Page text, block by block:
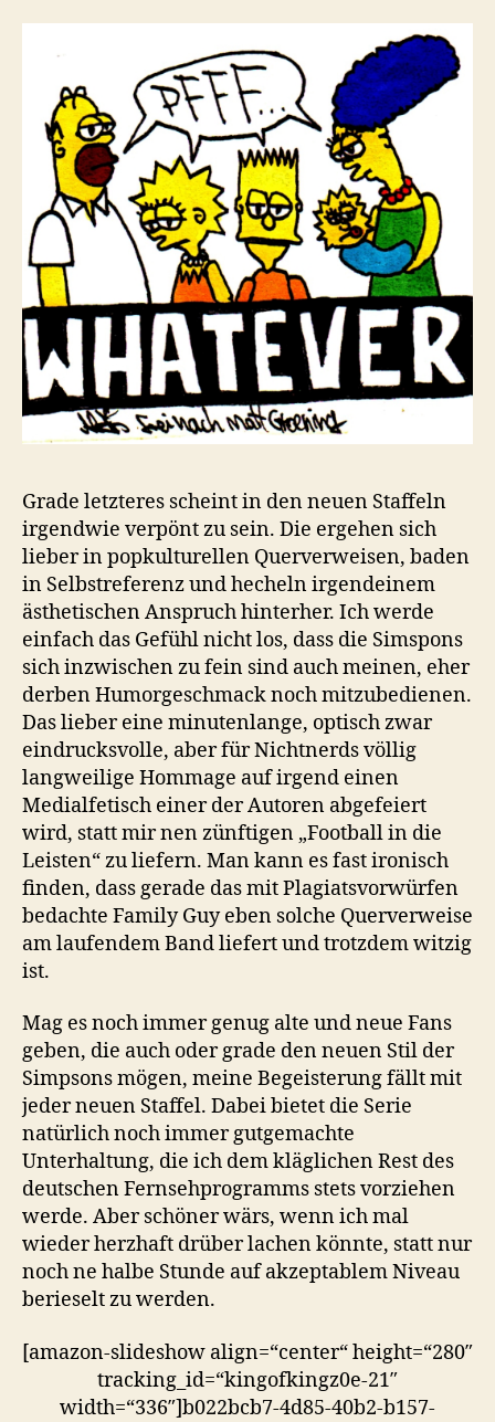
Grade letzteres scheint in den neuen Staffeln
irgendwie verpönt zu sein. Die ergehen sich
lieber in popkulturellen Querverweisen, baden
in Selbstreferenz und hecheln irgendeinem
ästhetischen Anspruch hinterher. Ich werde
einfach das Gefühl nicht los, dass die Simspons
sich inzwischen zu fein sind auch meinen, eher
derben Humorgeschmack noch mitzubedienen.
Das lieber eine minutenlange, optisch zwar
eindrucksvolle, aber für Nichtnerds völlig
langweilige Hommage auf irgend einen
Medialfetisch einer der Autoren abgefeiert
wird, statt mir nen zünftigen „Football in die
Leisten“ zu liefern. Man kann es fast ironisch
finden, dass gerade das mit Plagiatsvorwürfen
bedachte Family Guy eben solche Querverweise
am laufendem Band liefert und trotzdem witzig
ist.
Mag es noch immer genug alte und neue Fans
geben, die auch oder grade den neuen Stil der
Simpsons mögen, meine Begeisterung fällt mit
jeder neuen Staffel. Dabei bietet die Serie
natürlich noch immer gutgemachte
Unterhaltung, die ich dem kläglichen Rest des
deutschen Fernsehprogramms stets vorziehen
werde. Aber schöner wärs, wenn ich mal
wieder herzhaft drüber lachen könnte, statt nur
noch ne halbe Stunde auf akzeptablem Niveau
berieselt zu werden.
[amazon-slideshow align=“center“ height=“280″
tracking_id=“kingofkingz0e-21″
width=“336″]b022bcb7-4d85-40b2-b157-